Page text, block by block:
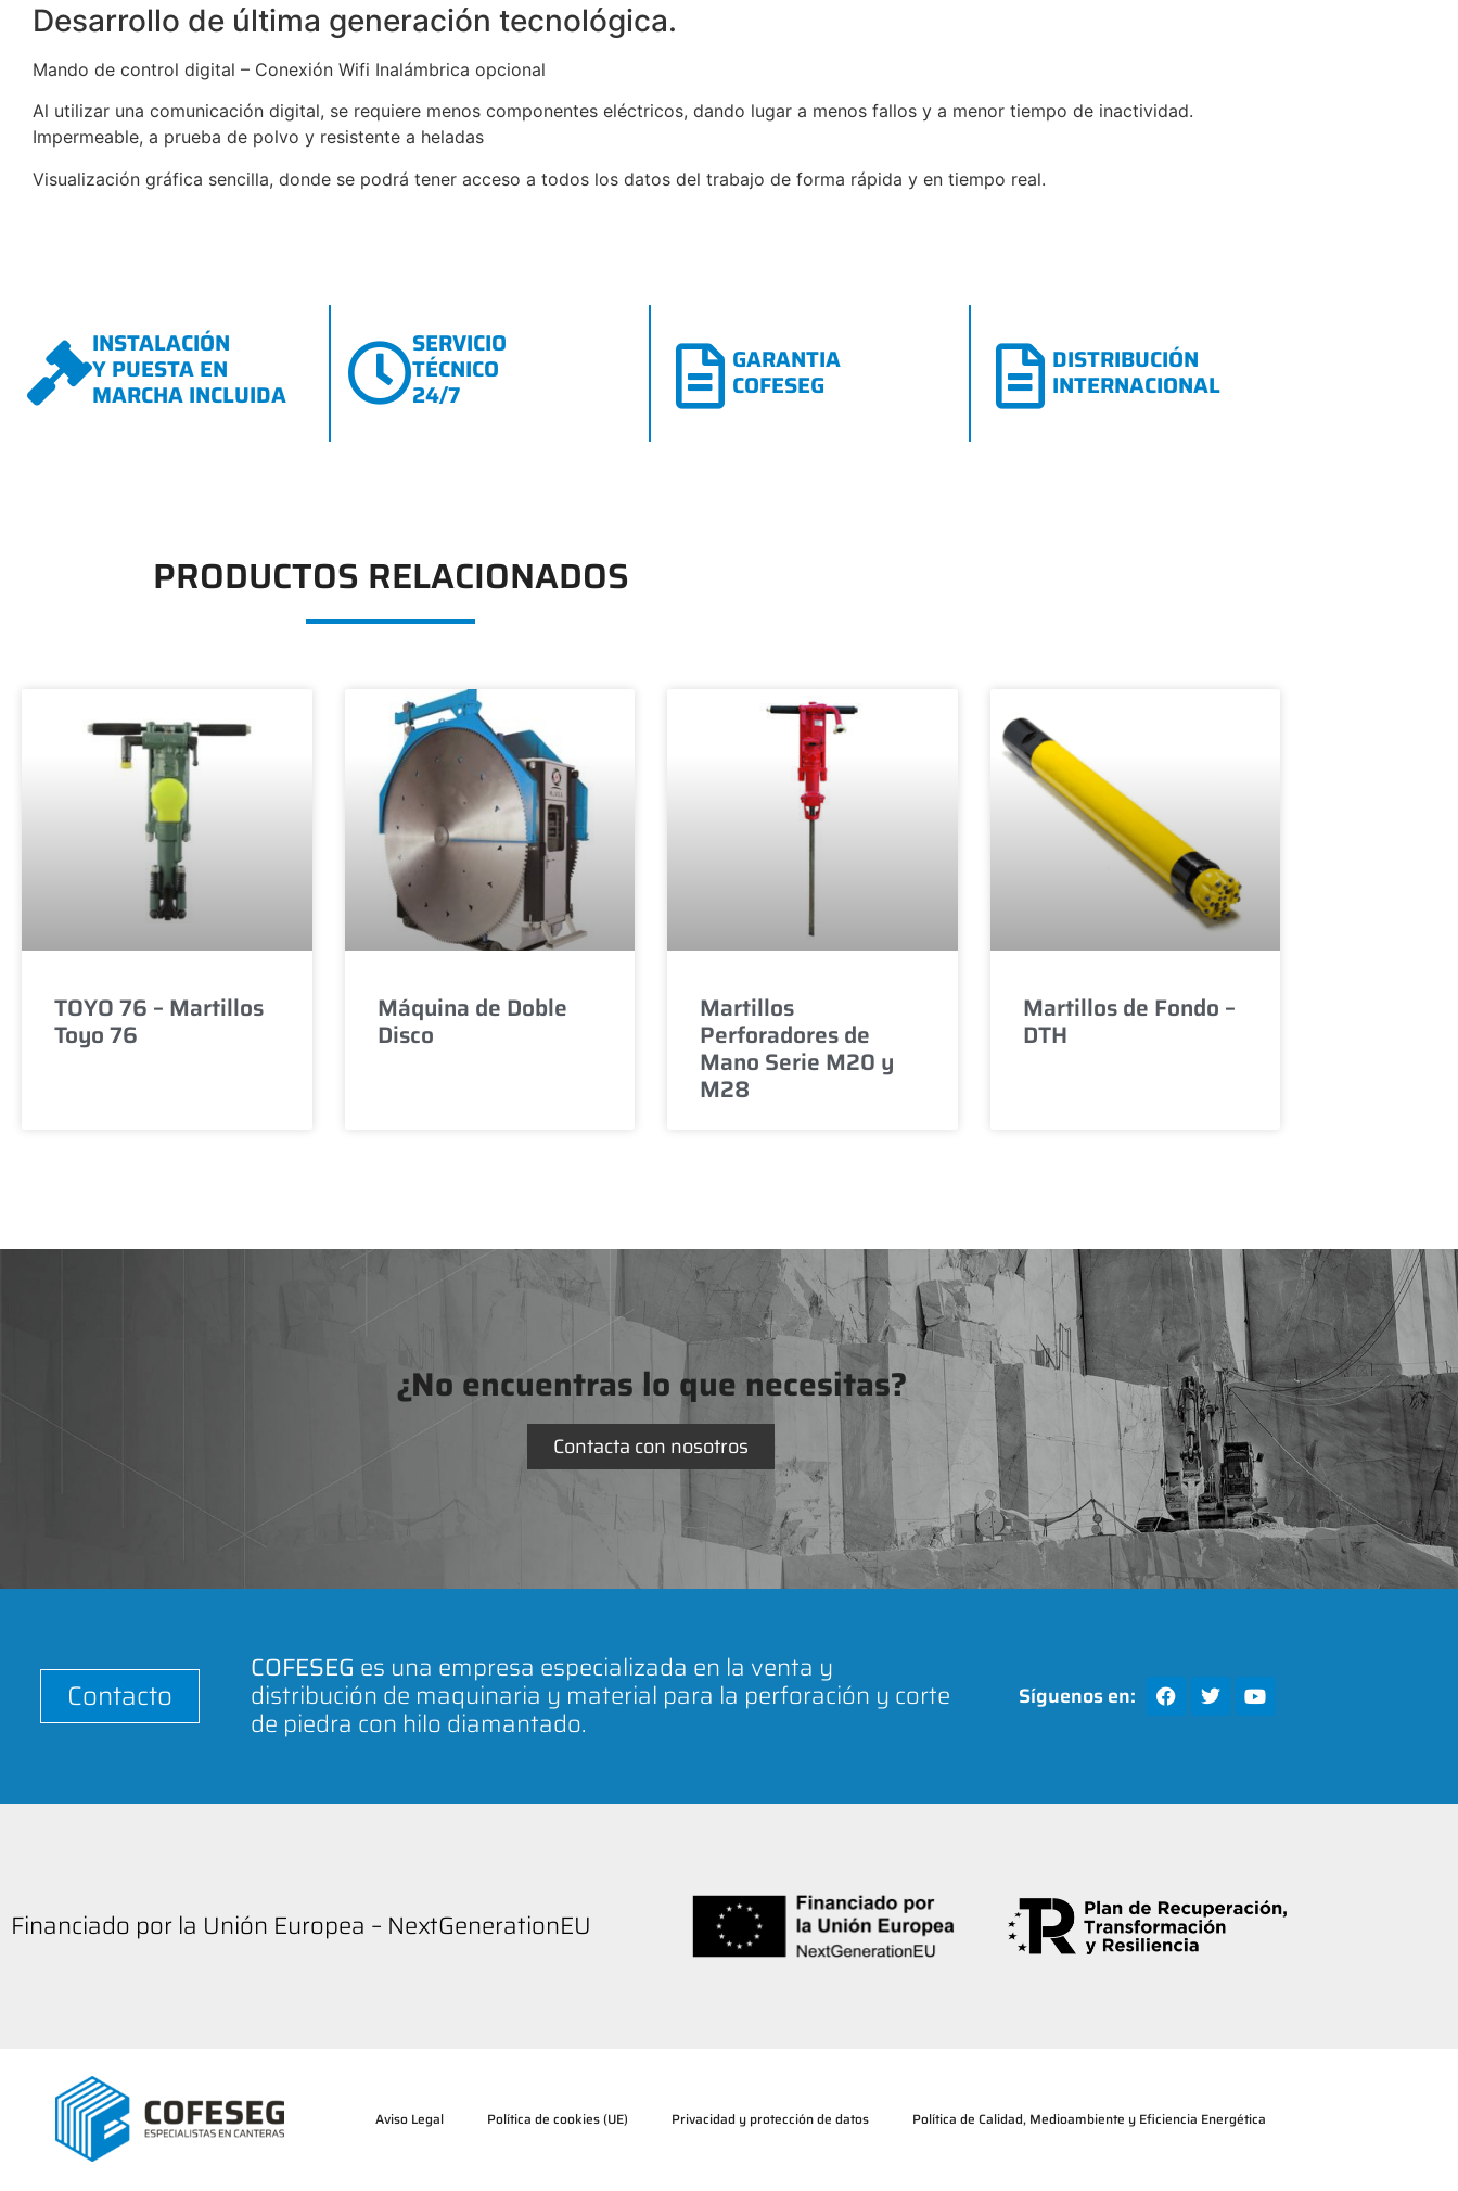
Desarrollo de última generación tecnológica.
Mando de control digital – Conexión Wifi Inalámbrica opcional
Al utilizar una comunicación digital, se requiere menos componentes eléctricos, dando lugar a menos fallos y a menor tiempo de inactividad.
Impermeable, a prueba de polvo y resistente a heladas
Visualización gráfica sencilla, donde se podrá tener acceso a todos los datos del trabajo de forma rápida y en tiempo real.
INSTALACIÓN
Y PUESTA EN
MARCHA INCLUIDA
SERVICIO
TÉCNICO
24/7
GARANTIA
COFESEG
DISTRIBUCIÓN
INTERNACIONAL
PRODUCTOS RELACIONADOS
TOYO 76 – Martillos
Toyo 76
Máquina de Doble
Disco
Martillos
Perforadores de
Mano Serie M20 y
M28
Martillos de Fondo –
DTH
¿No encuentras lo que necesitas?
Contacta con nosotros
Contacto
COFESEG es una empresa especializada en la venta y
distribución de maquinaria y material para la perforación y corte
de piedra con hilo diamantado.
Síguenos en:
Financiado por la Unión Europea – NextGenerationEU
Aviso Legal Política de cookies (UE) Privacidad y protección de datos Política de Calidad, Medioambiente y Eficiencia Energética